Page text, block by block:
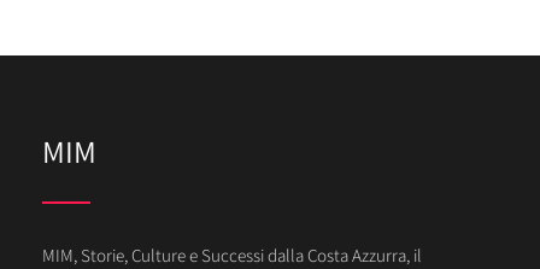
MIM
MIM, Storie, Culture e Successi dalla Costa Azzurra, il